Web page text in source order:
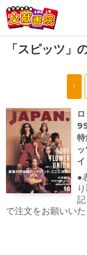
会員登録
「スピッツ」
1
●
で注文をお願いいた